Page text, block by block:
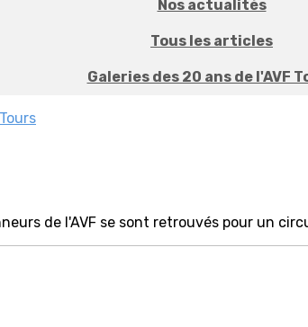
Nos actualités
Tous les articles
Galeries des 20 ans de l'AVF
de l'AVF se sont retrouvés pour un